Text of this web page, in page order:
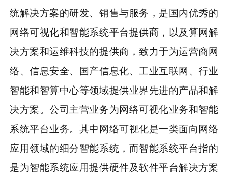
统解决方案的研发、销售与服务，是国内优秀的
网络可视化和智能系统平台提供商，以及算网解
决方案和运维科技的提供商，致力于为运营商网
络、信息安全、国产信息化、工业互联网、行业
智能和智算中心等领域提供业界先进的产品和解
决方案。公司主营业务为网络可视化业务和智能
系统平台业务。其中网络可视化是一类面向网络
应用领域的细分智能系统，而智能系统平台指的
是为智能系统应用提供硬件及软件平台解决方案